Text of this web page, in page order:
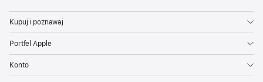
Kupuj i poznawaj
Portfel Apple
Konto